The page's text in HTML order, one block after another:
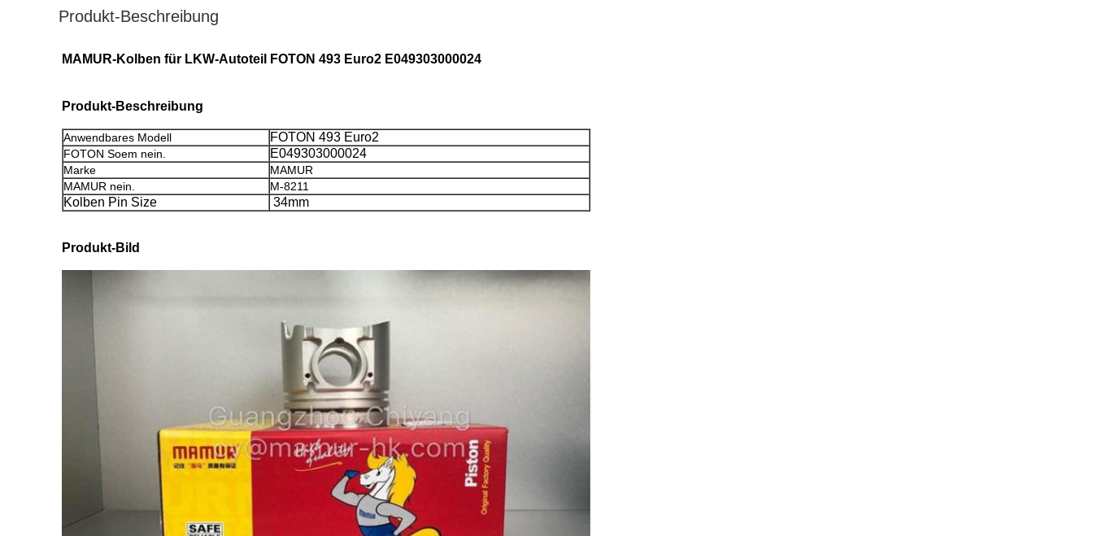
Produkt-Beschreibung
MAMUR-Kolben für LKW-Autoteil FOTON 493 Euro2 E049303000024
Produkt-Beschreibung
Anwendbares Modell FOTON 493 Euro2
FOTON Soem nein. E049303000024
Marke
MAMUR
MAMUR nein.
M-8211
Kolben Pin Size 34mm
Produkt-Bild